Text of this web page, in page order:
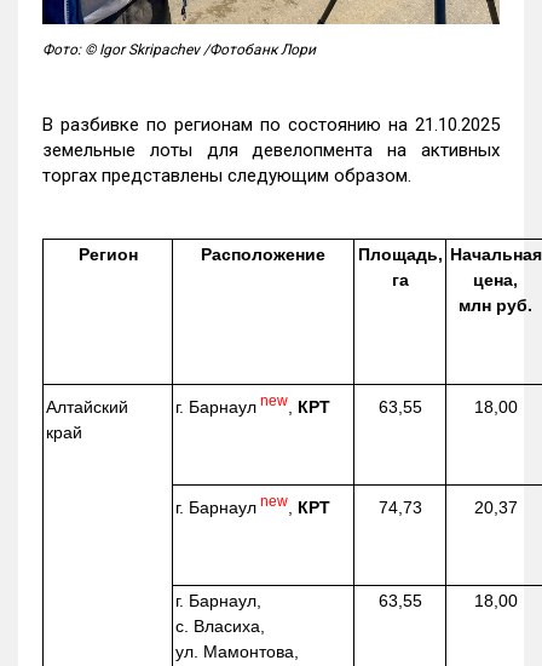
Фото: © Igor Skripachev /Фотобанк Лори
В разбивке по регионам по состоянию на 21.10.2025
земельные лоты для девелопмента на активных
торгах представлены следующим образом.
Регион Расположение
Площадь,
га
Начальная
цена,
млн руб.
Алтайский
край
г. Барнаул new КРТ 63,55 18,00
г. Барнаул new КРТ 74,73 20,37
г. Барнаул,
с. Власиха,
ул. Мамонтова,
63,55 18,00